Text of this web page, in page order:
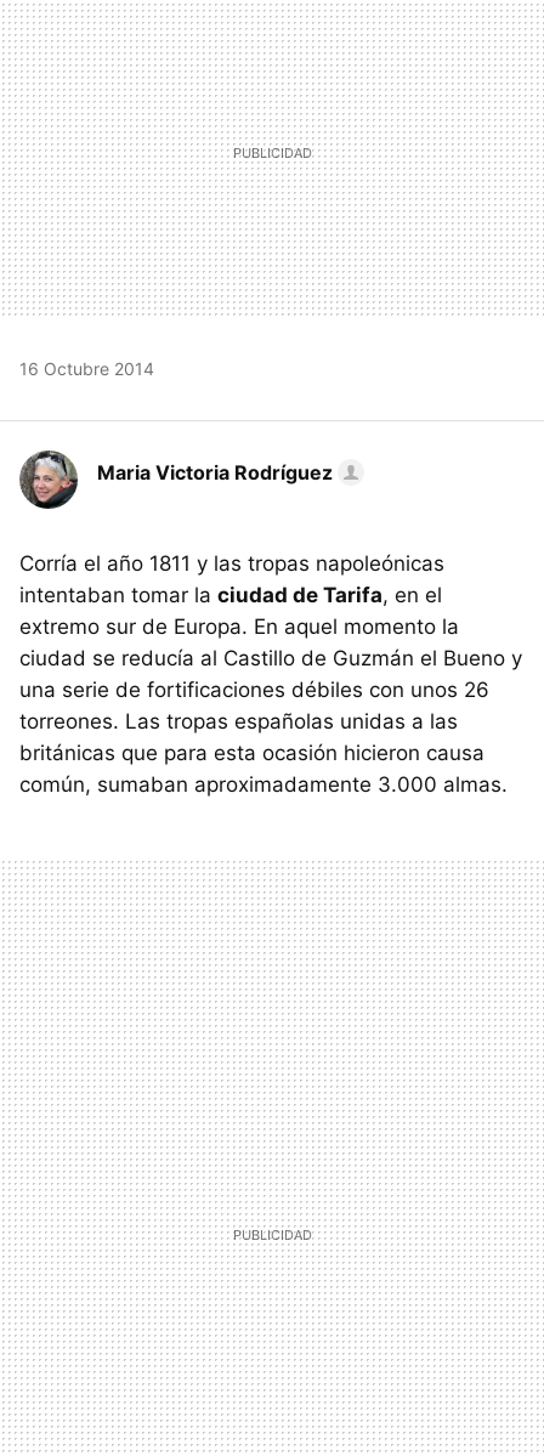
MAIL
16 Octubre 2014
Maria Victoria Rodríguez
Corría el año 1811 y las tropas napoleónicas
intentaban tomar la ciudad de Tarifa, en el
extremo sur de Europa. En aquel momento la
ciudad se reducía al Castillo de Guzmán el Bueno y
una serie de fortificaciones débiles con unos 26
torreones. Las tropas españolas unidas a las
británicas que para esta ocasión hicieron causa
común, sumaban aproximadamente 3.000 almas.